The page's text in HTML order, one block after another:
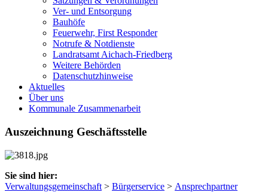
Ver- und Entsorgung
Bauhöfe
Feuerwehr, First Responder
Notrufe & Notdienste
Landratsamt Aichach-Friedberg
Weitere Behörden
Datenschutzhinweise
Aktuelles
Über uns
Kommunale Zusammenarbeit
Auszeichnung Geschäftsstelle
Sie sind hier:
Verwaltungsgemeinschaft > Bürgerservice > Ansprechpartner